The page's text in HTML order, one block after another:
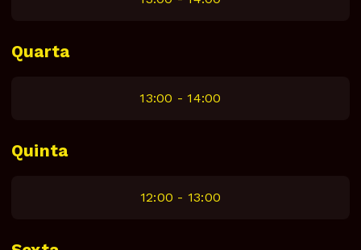
Quarta
13:00 - 14:00
Quinta
12:00 - 13:00